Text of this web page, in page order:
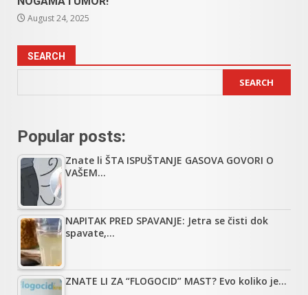
August 24, 2025
SEARCH
SEARCH
Popular posts:
Znate li ŠTA ISPUŠTANJE GASOVA GOVORI O
VAŠEM…
NAPITAK PRED SPAVANJE: Jetra se čisti dok
spavate,…
ZNATE LI ZA “FLOGOCID” MAST? Evo koliko je…